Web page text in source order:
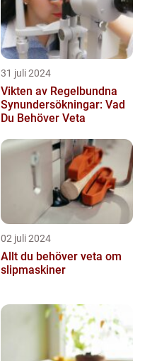
31 juli 2024
Vikten av Regelbundna
Synundersökningar: Vad
Du Behöver Veta
02 juli 2024
Allt du behöver veta om
slipmaskiner